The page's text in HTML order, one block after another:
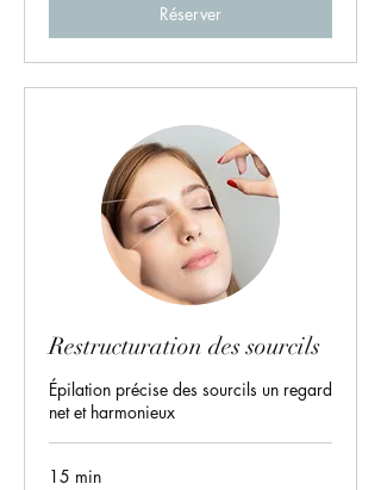
Réserver
Restructuration des sourcils
Épilation précise des sourcils un regard
net et harmonieux
15 min